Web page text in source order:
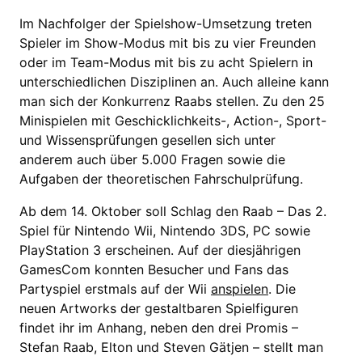
Im Nachfolger der Spielshow-Umsetzung treten
Spieler im Show-Modus mit bis zu vier Freunden
oder im Team-Modus mit bis zu acht Spielern in
unterschiedlichen Disziplinen an. Auch alleine kann
man sich der Konkurrenz Raabs stellen. Zu den 25
Minispielen mit Geschicklichkeits-, Action-, Sport-
und Wissensprüfungen gesellen sich unter
anderem auch über 5.000 Fragen sowie die
Aufgaben der theoretischen Fahrschulprüfung.
Ab dem 14. Oktober soll Schlag den Raab – Das 2.
Spiel für Nintendo Wii, Nintendo 3DS, PC sowie
PlayStation 3 erscheinen. Auf der diesjährigen
GamesCom konnten Besucher und Fans das
Partyspiel erstmals auf der Wii anspielen. Die
neuen Artworks der gestaltbaren Spielfiguren
findet ihr im Anhang, neben den drei Promis –
Stefan Raab, Elton und Steven Gätjen – stellt man